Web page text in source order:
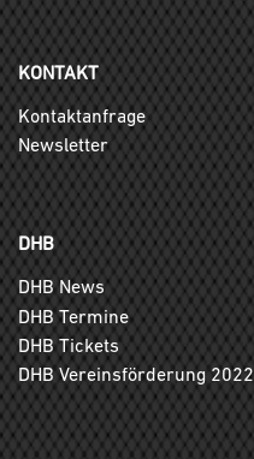
KONTAKT
Kontaktanfrage
Newsletter
DHB
DHB News
DHB Termine
DHB Tickets
DHB Vereinsförderung 2022